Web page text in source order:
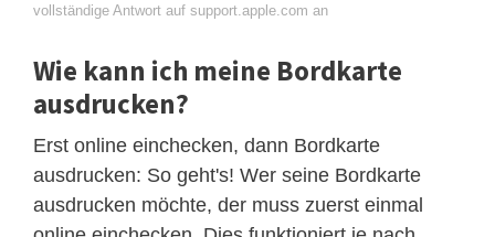
vollständige Antwort auf support.apple.com an
Wie kann ich meine Bordkarte
ausdrucken?
Erst online einchecken, dann Bordkarte
ausdrucken: So geht's! Wer seine Bordkarte
ausdrucken möchte, der muss zuerst einmal